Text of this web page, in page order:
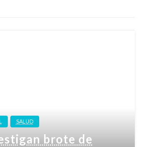
SALUD
brote de